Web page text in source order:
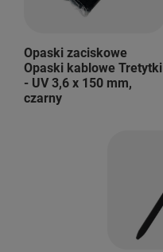
Opaski zaciskowe
Opaski kablowe Tretytki
- UV 3,6 x 150 mm,
czarny